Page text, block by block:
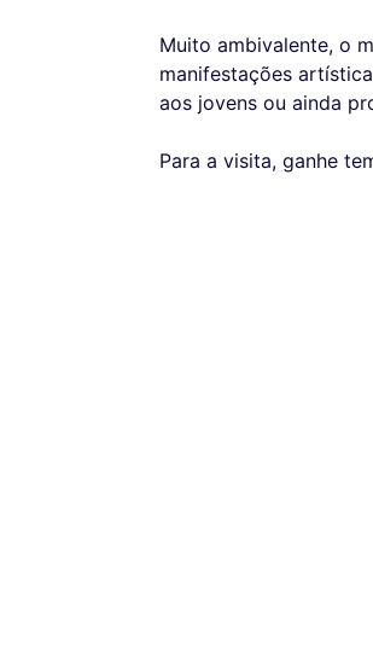
Muito ambivalente, o
manifestações
aos jovens ou ainda
Para a visita, ganhe